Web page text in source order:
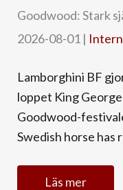
Goodwood: Stark
2026-08-01 |
Lamborghini BF
loppet King
Goodwood-
Swedish horse has
Läs mer